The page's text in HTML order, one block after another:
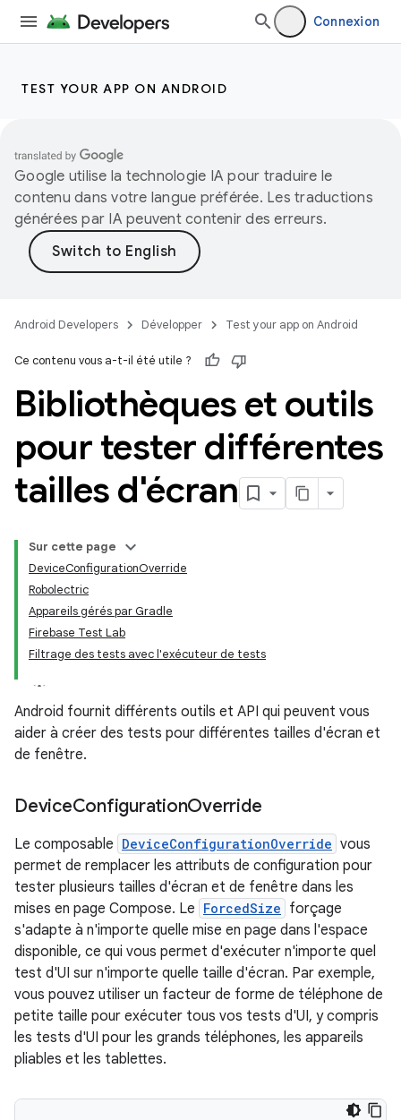
Connexion
TEST YOUR APP ON ANDROID
Google utilise la technologie IA pour traduire le
contenu dans votre langue préférée. Les traductions
générées par IA peuvent contenir des erreurs.
Android Developers Développer Test your app on Android
Ce contenu vous a-t-il été utile ?
Bibliothèques et outils
pour tester différentes
tailles d'écran
Sur cette page
DeviceConfigurationOverride
Robolectric
Appareils gérés par Gradle
Firebase Test Lab
Filtrage des tests avec l'exécuteur de tests
Android fournit différents outils et API qui peuvent vous
aider à créer des tests pour différentes tailles d'écran et
de fenêtre.
DeviceConfigurationOverride
Le composable DeviceConfigurationOverride vous
permet de remplacer les attributs de configuration pour
tester plusieurs tailles d'écran et de fenêtre dans les
mises en page Compose. Le ForcedSize forçage
s'adapte à n'importe quelle mise en page dans l'espace
disponible, ce qui vous permet d'exécuter n'importe quel
test d'UI sur n'importe quelle taille d'écran. Par exemple,
vous pouvez utiliser un facteur de forme de téléphone de
petite taille pour exécuter tous vos tests d'UI, y compris
les tests d'UI pour les grands téléphones, les appareils
pliables et les tablettes.